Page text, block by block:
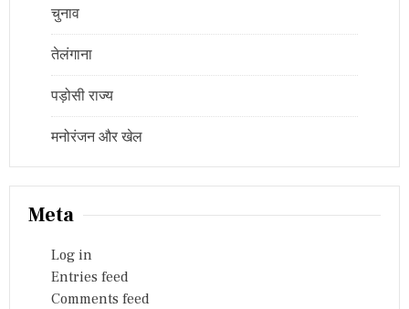
चुनाव
तेलंगाना
पड़ोसी राज्य
मनोरंजन और खेल
Meta
Log in
Entries feed
Comments feed